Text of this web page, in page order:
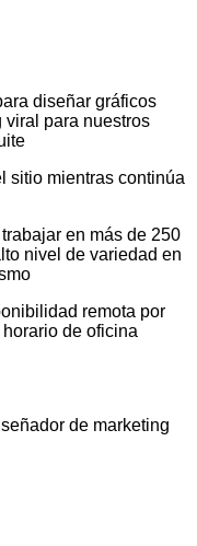
diseñar gráficos
viral para nuestros
sitio mientras continúa
en más de 250
nivel de variedad en
remota por
de oficina
de marketing